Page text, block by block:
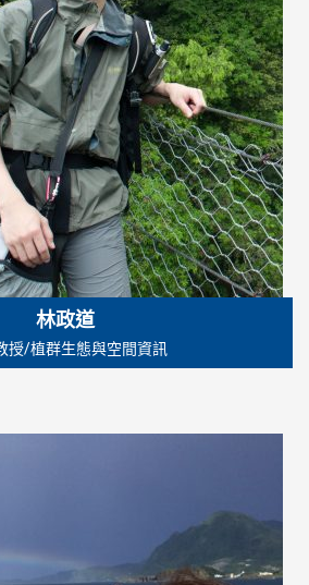
林政道
授/植群生態與空間資訊